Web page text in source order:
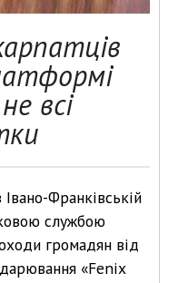
всі
Франківській
службою
громадян від
«Fenix